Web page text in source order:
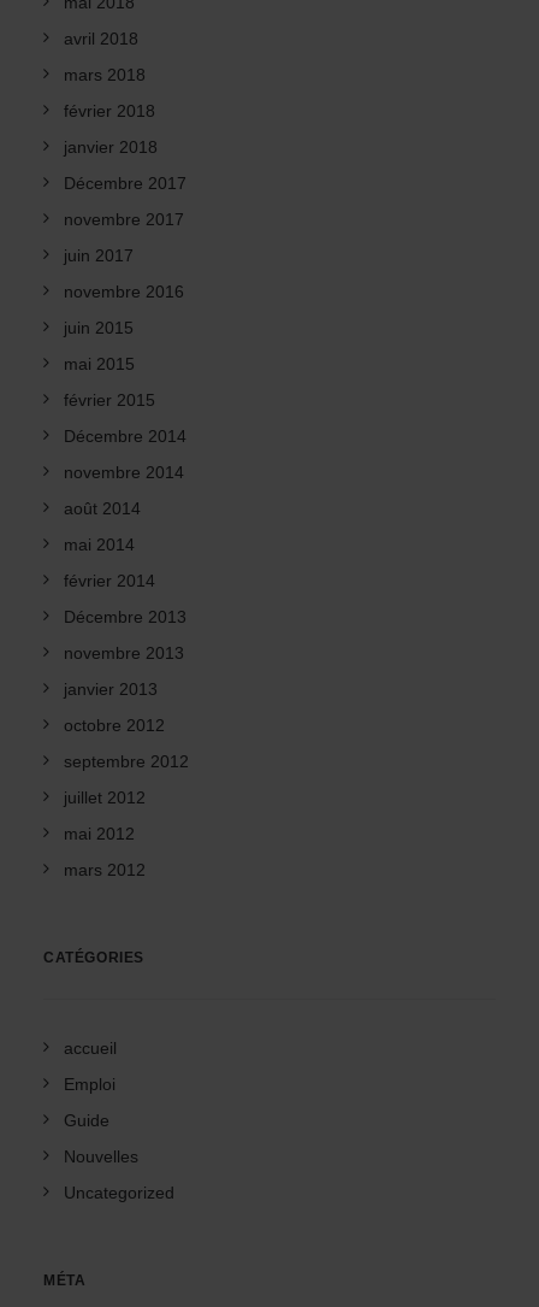
avril 2018
mars 2018
février 2018
janvier 2018
Décembre 2017
novembre 2017
juin 2017
novembre 2016
juin 2015
mai 2015
février 2015
Décembre 2014
novembre 2014
août 2014
mai 2014
février 2014
Décembre 2013
novembre 2013
janvier 2013
octobre 2012
septembre 2012
juillet 2012
mai 2012
mars 2012
CATÉGORIES
accueil
Emploi
Guide
Nouvelles
Uncategorized
MÉTA